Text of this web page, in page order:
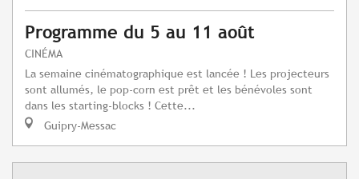
Programme du 5 au 11 août
CINÉMA
La semaine cinématographique est lancée ! Les projecteurs
sont allumés, le pop-corn est prêt et les bénévoles sont
dans les starting-blocks ! Cette...
Guipry-Messac